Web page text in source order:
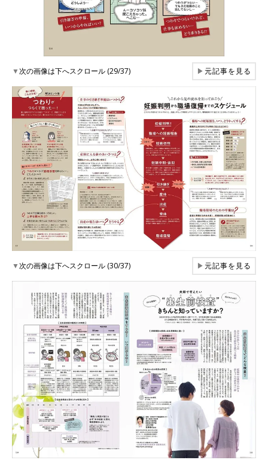
▼次の画像は下へスクロール (29/37) ▶元記事を見る
▼次の画像は下へスクロール (30/37) ▶元記事を見る